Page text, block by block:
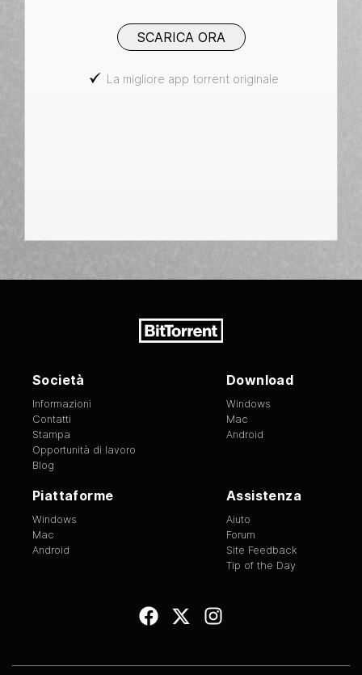
SCARICA ORA
La migliore app torrent originale
Società
Informazioni
Contatti
Stampa
Opportunità di lavoro
Blog
Download
Windows
Mac
Android
Piattaforme
Windows
Mac
Android
Assistenza
Aiuto
Forum
Site Feedback
Tip of the Day